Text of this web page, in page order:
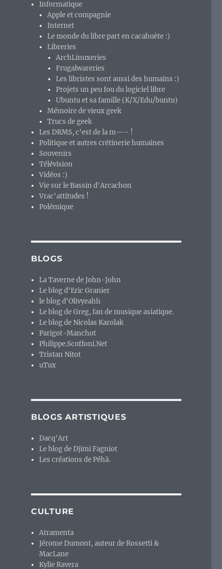
Informatique
Apple et compagnie
Internet
Le monde du libre part en cacahuète :)
Libreries
ArchLinuxeries
Frugalwareries
Les libristes sont aussi des humains :)
Projets un peu fou du logiciel libre
Ubuntu et sa famille (K/X/Edu/buntu)
Mémoire de vieux geek
Trucs de geek
Les DRMS, c'est de la m—– !
Politique et autres crétinerie humaines
Souvenirs
Télévision
Vidéos :)
Vie sur le Bassin d'Arcachon
Vrac'attitudes !
Polémique
BLOGS
La Taverne de John-John
Le blog d'Eric Granier
le blog d'Olivyeahh
Le blog de Greg, fan de musique asiatique.
Le blog de Nicolas Karolak
Parigot-Manchot
Philippe.Scoffoni.Net
Tristan Nitot
uTux
BLOGS ARTISTIQUES
Dacq'Art
Le blog de Djimi Fagniot
Les créations de Péhä.
CULTURE
Atramenta
Jérome Dumont, auteur de Rossetti &
MacLane
Kylie Ravera